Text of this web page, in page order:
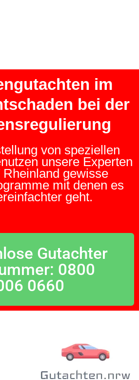
im
bei der
von speziellen
unsere Experten
gewisse
mit denen es
geht.
Gutachter
0800
0660